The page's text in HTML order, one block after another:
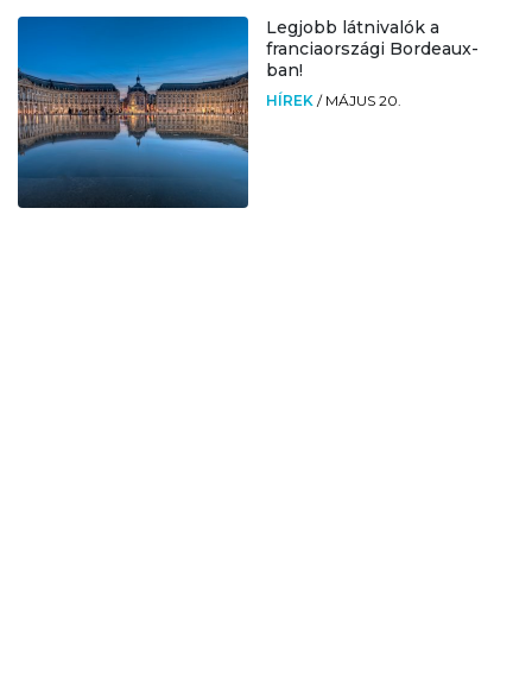
Legjobb látnivalók a
franciaországi Bordeaux-
ban!
HÍREK / MÁJUS 20.